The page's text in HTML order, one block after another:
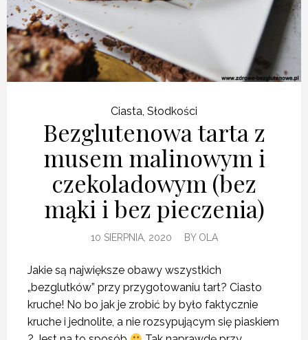
Ciasta, Słodkości
Bezglutenowa tarta z
musem malinowym i
czekoladowym (bez
mąki i bez pieczenia)
10 SIERPNIA, 2020 BY OLA
Jakie są największe obawy wszystkich
„bezglutków” przy przygotowaniu tart? Ciasto
kruche! No bo jak je zrobić by było faktycznie
kruche i jednolite, a nie rozsypującym się piaskiem